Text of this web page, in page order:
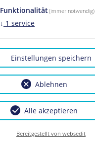
Funktionalität(immer notwendig)
↓ 1 service
Ablehnen
Einstellungen speichern
Alle akzeptieren
Bereitgestellt von websedit